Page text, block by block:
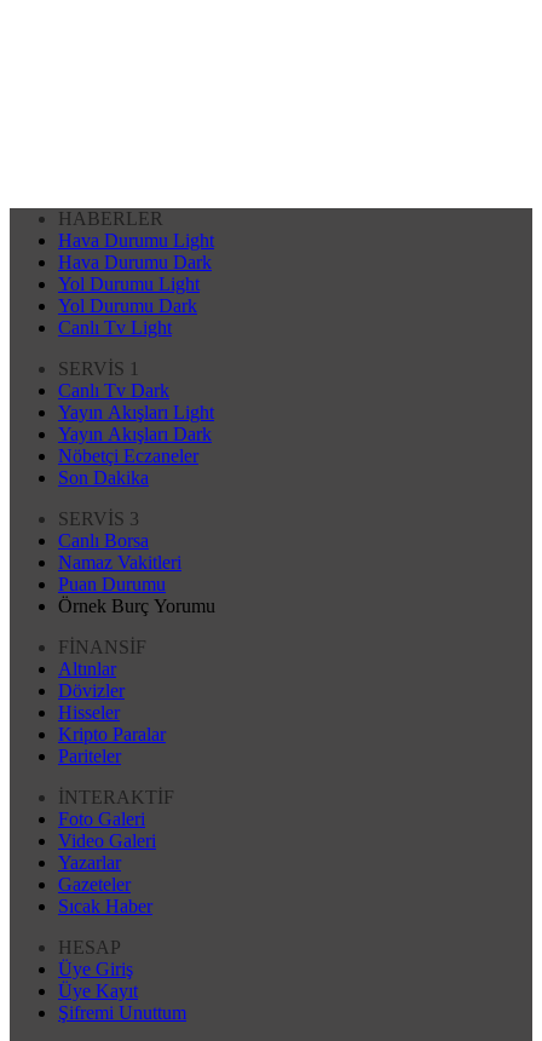
HABERLER
Hava Durumu Light
Hava Durumu Dark
Yol Durumu Light
Yol Durumu Dark
Canlı Tv Light
SERVİS 1
Canlı Tv Dark
Yayın Akışları Light
Yayın Akışları Dark
Nöbetçi Eczaneler
Son Dakika
SERVİS 3
Canlı Borsa
Namaz Vakitleri
Puan Durumu
Örnek Burç Yorumu
FİNANSİF
Altınlar
Dövizler
Hisseler
Kripto Paralar
Pariteler
İNTERAKTİF
Foto Galeri
Video Galeri
Yazarlar
Gazeteler
Sıcak Haber
HESAP
Üye Giriş
Üye Kayıt
Şifremi Unuttum